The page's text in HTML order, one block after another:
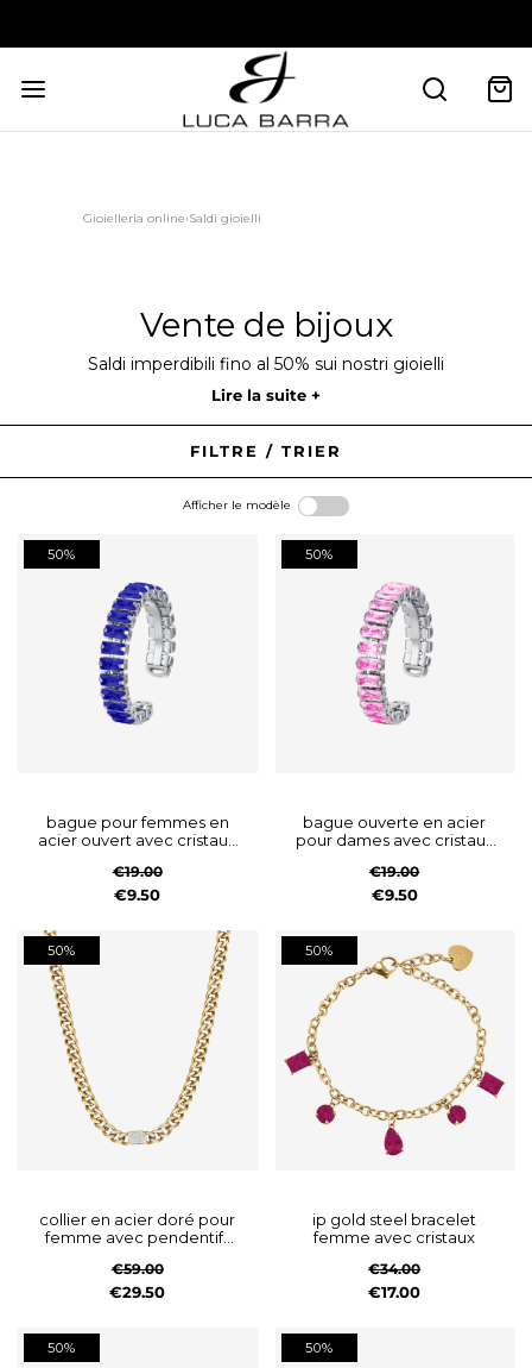
Gioielleria online›Saldi gioielli
Vente de bijoux
Saldi imperdibili fino al 50% sui nostri gioielli
Lire la suite +
FILTRE / TRIER
Afficher le modèle
50%
bague pour femmes en
acier ouvert avec cristaux
€19.00
€9.50
50%
bague ouverte en acier
pour dames avec cristaux
€19.00
€9.50
50%
collier en acier doré pour
femme avec pendentifs
à maillons
€59.00
€29.50
50%
ip gold steel bracelet
femme avec cristaux
€34.00
€17.00
50% 50%